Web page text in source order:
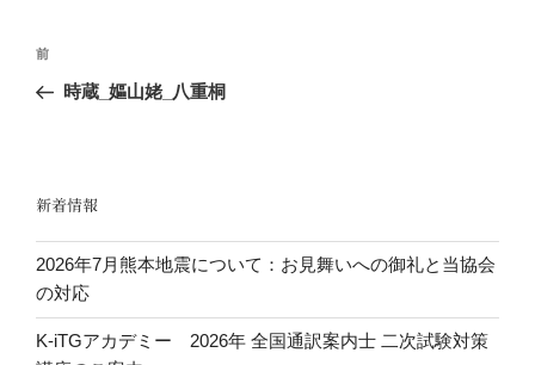
投
ー
シ
ョ
ン
前
の
前
時蔵_嫗山姥_八重桐
新着情報
2026年7月熊本地震について：お見舞いへの御礼と当協会
の対応
K-iTGアカデミー 2026年 全国通訳案内士 二次試験対策